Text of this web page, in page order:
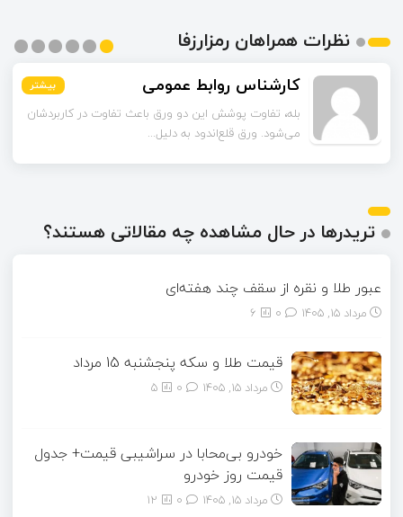
نظرات همراهان رمزارزفا
کارشناس روابط عمومی بیشتر
بله، تفاوت پوشش این دو ورق باعث تفاوت در کاربردشان
می‌شود. ورق قلع‌اندود به دلیل...
اسماعیل زاده بیشتر
تا قبل از خوندن این مقاله فکر می‌کردم ورق قلع‌اندود
همون ورق گالوانیزه است. تفاو...
بیشتر
بیشتر
بیشتر
بیشتر
تریدرها در حال مشاهده چه مقالاتی هستند؟
عبور طلا و نقره از سقف چند هفته‌ای
مرداد ۱۵, ۱۴۰۵ 6
قیمت طلا و سکه پنجشنبه 15 مرداد
مرداد ۱۵, ۱۴۰۵ 5
خودرو بی‌محابا در سراشیبی قیمت+ جدول
قیمت روز خودرو
مرداد ۱۵, ۱۴۰۵ 12